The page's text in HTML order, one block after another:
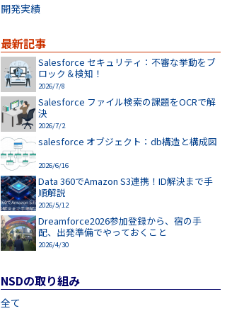
開発実績
最新記事
Salesforce セキュリティ：不審な挙動をブ
ロック＆検知！
2026/7/8
Salesforce ファイル検索の課題をOCRで解
決
2026/7/2
salesforce オブジェクト：db構造と構成図
2026/6/16
Data 360でAmazon S3連携！ID解決まで手
順解説
2026/5/12
Dreamforce2026参加登録から、宿の手
配、出発準備でやっておくこと
2026/4/30
NSDの取り組み
全て